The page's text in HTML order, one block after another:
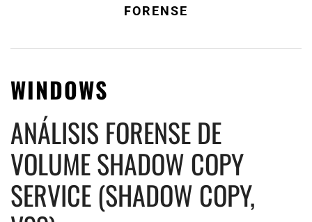
FORENSE
WINDOWS
ANÁLISIS FORENSE DE
VOLUME SHADOW COPY
SERVICE (SHADOW COPY,